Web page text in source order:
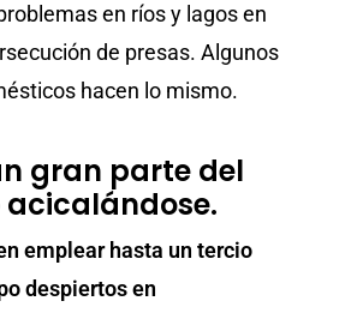
en ríos y lagos en
de presas. Algunos
hacen lo mismo.
gran parte del
emplear hasta un tercio
despiertos en